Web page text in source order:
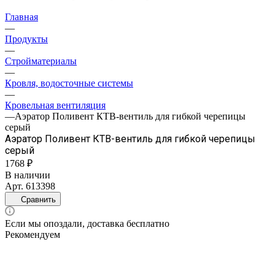
Главная
—
Продукты
—
Стройматериалы
—
Кровля, водосточные системы
—
Кровельная вентиляция
—Аэратор Поливент КТВ-вентиль для гибкой черепицы
серый
Аэратор Поливент КТВ-вентиль для гибкой черепицы
серый
1768 ₽
В наличии
Арт. 613398
Сравнить
Если мы опоздали, доставка бесплатно
Рекомендуем